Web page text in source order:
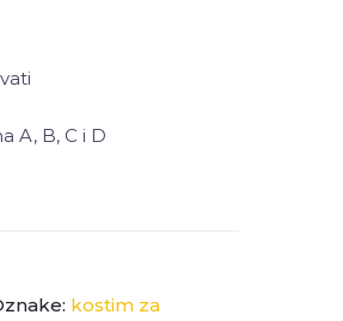
A, B, C i D
kostim za